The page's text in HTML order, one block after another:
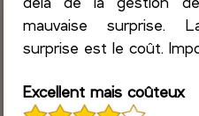
mauvaise surprise.
surprise est le coût.
Excellent mais coûteux